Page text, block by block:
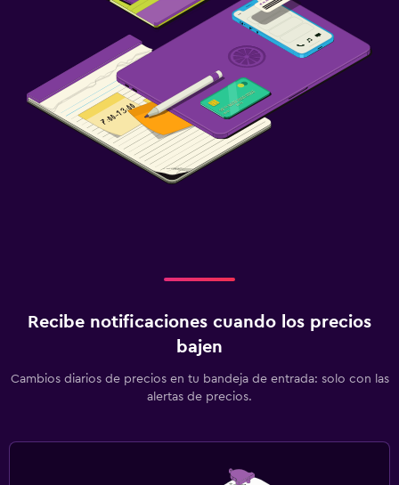
Recibe notificaciones cuando los precios
bajen
Cambios diarios de precios en tu bandeja de entrada: solo con las
alertas de precios.